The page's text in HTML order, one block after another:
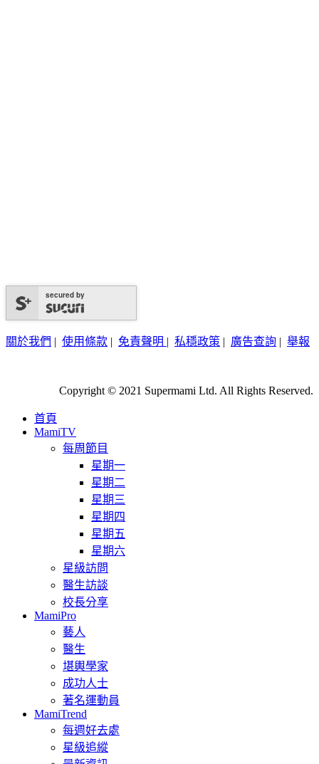
secured by
關於我們 | 使用條款 | 免責聲明 | 私穩政策 | 廣告查詢 | 舉報
Copyright © 2021 Supermami Ltd. All Rights Reserved.
首頁
MamiTV
每周節目
星期一
星期二
星期三
星期四
星期五
星期六
星級訪問
醫生訪談
校長分享
MamiPro
藝人
醫生
堪輿學家
成功人士
著名運動員
MamiTrend
每週好去處
星級追縱